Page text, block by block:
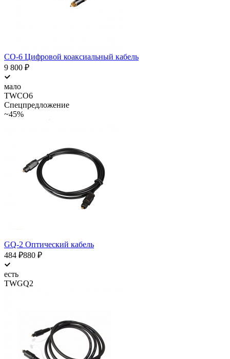
CO-6 Цифровой коаксиальный кабель
9 800 ₽
мало
TWCO6
Спецпредложение
~45%
GQ-2 Оптический кабель
484 ₽880 ₽
есть
TWGQ2